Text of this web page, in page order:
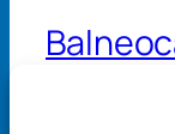
13 avenue